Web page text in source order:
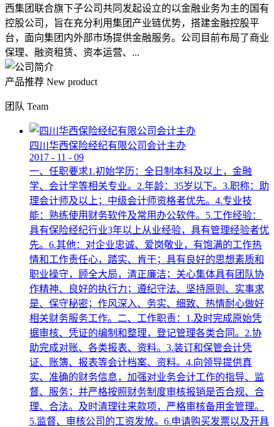
西集团联合旗下子公司共同发起设立的以金融业务为主的国有
控股公司，旨在充分利用集团产业链优势，搭建金融控股平
台，面向集团内外部市场提供金融服务。公司目前布局了商业
保理、融资租赁、资本运营、...
产品推荐 New product
团队 Team
四川华西保险经纪有限公司会计主办
2017 - 11 - 09
一、任职要求1.初始学历：全日制本科及以上，金融
学、会计学等相关专业。2.年龄：35岁以下。3.职称：助
理会计师及以上；中级会计师资格者优先。4.专业技
能：熟练使用财务软件及常用办公软件。5.工作经验：
具有保险经纪行业3年以上从业经验，具有管理经验者优
先。6.其他：对企业忠诚、爱岗敬业，有饱满的工作热
情和工作责任心，踏实、肯干；具有良好的思想素质和
职业操守，顾全大局，清正廉洁；关心集体具有团队协
作精神、良好的执行力；遵纪守法、坚持原则、实事求
是、保守秘密；作风深入、务实、细致、热情耐心做好
相关财务服务工作。二、工作职责：1.及时完成原始凭
据审核、凭证的编制和整理，登记管理各类合同。2.协
助完成对账、各类报表、资料。3.装订和保管会计凭
证、账簿、报表等会计档案、资料。4.向领导提供真
实、准确的财务信息，加强对业务会计工作的指导、监
督、服务；并严格按照财务制度审核报销是否合规、合
理、合法。及时清理往来款项，严格审核备用金管理。
5.监督、审核公司的工资发放。6.申请购买发票以及开具